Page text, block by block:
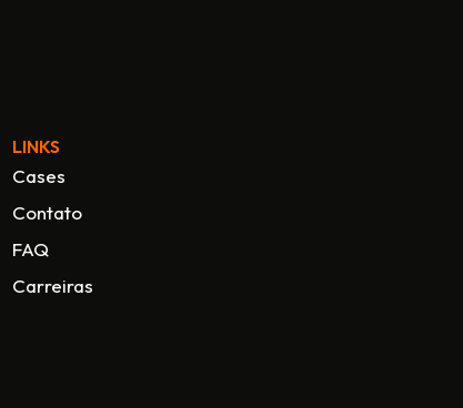
LINKS
Cases
Contato
FAQ
Carreiras